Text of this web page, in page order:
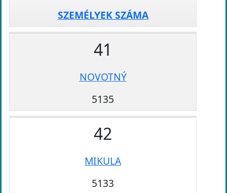
SZEMÉLYEK SZÁMA
41
NOVOTNÝ
5135
42
MIKULA
5133